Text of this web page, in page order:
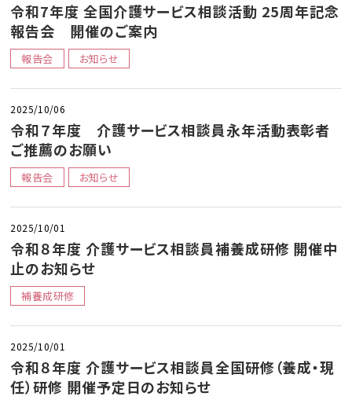
令和7年度 全国介護サービス相談活動 25周年記念
報告会 開催のご案内
報告会 お知らせ
2025/10/06
令和７年度 介護サービス相談員永年活動表彰者
ご推薦のお願い
報告会 お知らせ
2025/10/01
令和８年度 介護サービス相談員補養成研修 開催中
止のお知らせ
補養成研修
2025/10/01
令和８年度 介護サービス相談員全国研修（養成・現
任）研修 開催予定日のお知らせ